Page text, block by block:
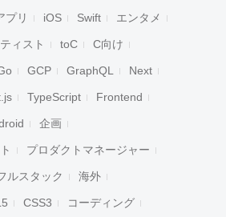
プリ iOS Swift エンタメ
ィスト toC C向け
GCP GraphQL Next
TypeScript Frontend
企画
プロダクトマネージャー
ルスタック 海外
CSS3 コーディング